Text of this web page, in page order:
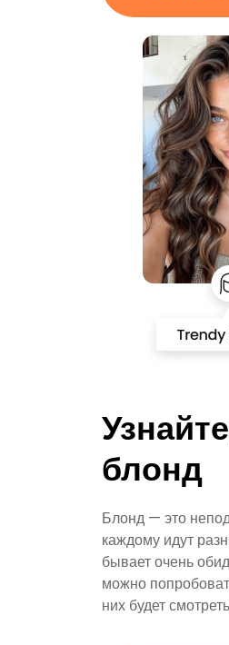
блонд
Блонд — это
каждому идут
бывает очень
можно
них будет